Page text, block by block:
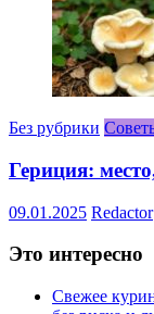
Без рубрики
Гериция:
09.01.2025 Redactor
Это интересно
Свежее